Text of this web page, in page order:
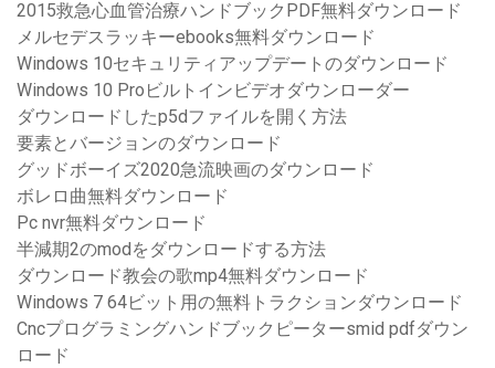
2015救急心血管治療ハンドブックPDF無料ダウンロード
メルセデスラッキーebooks無料ダウンロード
Windows 10セキュリティアップデートのダウンロード
Windows 10 Proビルトインビデオダウンローダー
ダウンロードしたp5dファイルを開く方法
要素とバージョンのダウンロード
グッドボーイズ2020急流映画のダウンロード
ボレロ曲無料ダウンロード
Pc nvr無料ダウンロード
半減期2のmodをダウンロードする方法
ダウンロード教会の歌mp4無料ダウンロード
Windows 7 64ビット用の無料トラクションダウンロード
Cncプログラミングハンドブックピーターsmid pdfダウン
ロード